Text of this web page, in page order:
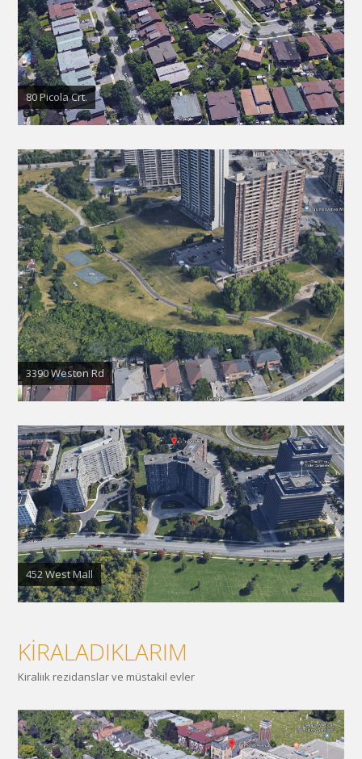
80 Picola Crt.
3390 Weston Rd
452 West Mall
KİRALADIKLARIM
Kiraliık rezidanslar ve müstakil evler